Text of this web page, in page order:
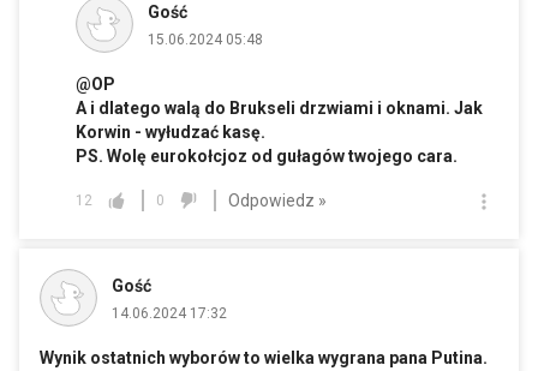
Gość
15.06.2024 05:48
@OP
A i dlatego walą do Brukseli drzwiami i oknami. Jak
Korwin - wyłudzać kasę.
PS. Wolę eurokołcjoz od gułagów twojego cara.
12 0 Odpowiedz »
Gość
14.06.2024 17:32
Wynik ostatnich wyborów to wielka wygrana pana Putina.